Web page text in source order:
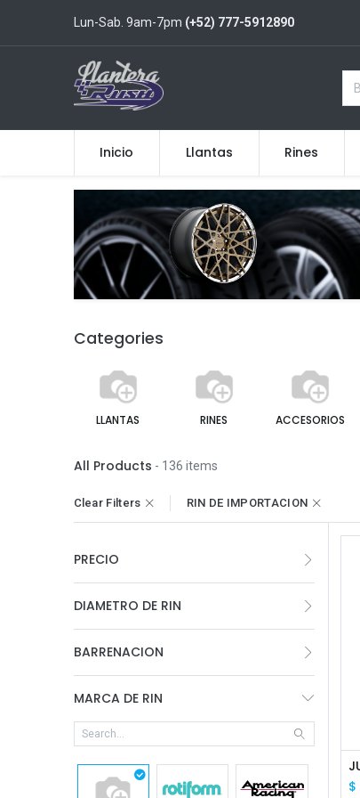
Lun-Sab. 9am-7pm (+52) 777-5912890
Inicio Llantas Rines
Categories
LLANTAS RINES ACCESORIOS
All Products - 136 items
Clear Filters RIN DE IMPORTACION
PRECIO
DIAMETRO DE RIN
BARRENACION
MARCA DE RIN
$